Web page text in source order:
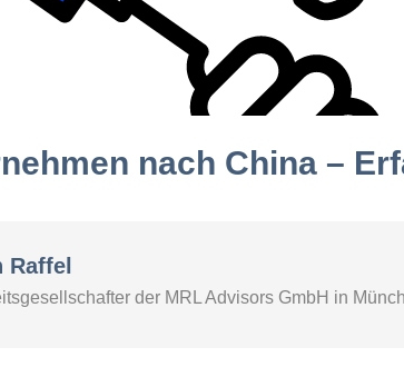
nach China –
der MRL Advisors GmbH in